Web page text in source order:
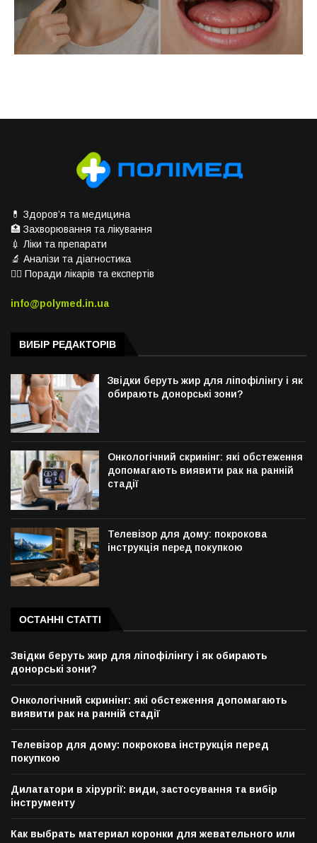
💊 Здоров’я та медицина
🏥 Захворювання та лікування
💉 Ліки та препарати
🔬 Аналізи та діагностика
👨‍⚕️ Поради лікарів та експертів
info@polymed.in.ua
ВИБІР РЕДАКТОРІВ
Звідки беруть жир для ліпофілінгу і як
обирають донорські зони?
Онкологічний скринінг: які обстеження
допомагають виявити рак на ранній
стадії
Телевізор для дому: покрокова
інструкція перед покупкою
ОСТАННІ СТАТТІ
Звідки беруть жир для ліпофілінгу і як обирають
донорські зони?
Онкологічний скринінг: які обстеження допомагають
виявити рак на ранній стадії
Телевізор для дому: покрокова інструкція перед
покупкою
Дилататори в хірургії: види, застосування та вибір
інструменту
Как выбрать материал коронки для жевательного или